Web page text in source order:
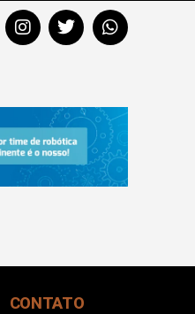
CONTATO